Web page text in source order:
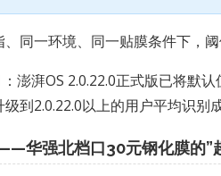
同一环境、同一贴膜条件下，
澎湃OS 2.0.22.0正式版已将默
到2.0.22.0以上的用户平均识别
华强北档口30元钢化膜的”